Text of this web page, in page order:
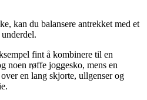
kan du balansere antrekket med et
fint å kombinere til en
noen røffe joggesko, mens en
en lang skjorte, ullgenser og